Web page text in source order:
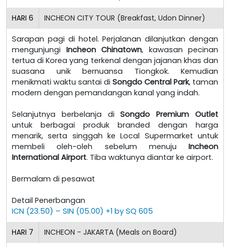
HARI 6 INCHEON CITY TOUR (Breakfast, Udon Dinner)
Sarapan pagi di hotel. Perjalanan dilanjutkan dengan
mengunjungi Incheon Chinatown, kawasan pecinan
tertua di Korea yang terkenal dengan jajanan khas dan
suasana unik bernuansa Tiongkok. Kemudian
menikmati waktu santai di Songdo Central Park, taman
modern dengan pemandangan kanal yang indah.
Selanjutnya berbelanja diSongdo Premium Outlet
untuk berbagai produk branded dengan harga
menarik, serta singgah ke Local Supermarket untuk
membeli oleh-oleh sebelum menuju Incheon
International Airport. Tiba waktunya diantar ke airport.
Bermalam di pesawat
Detail Penerbangan
ICN (23.50) – SIN (05.00) +1 by SQ 605
HARI 7 INCHEON - JAKARTA (Meals on Board)